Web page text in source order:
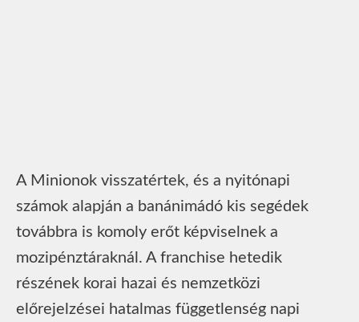
A Minionok visszatértek, és a nyitónapi
számok alapján a banánimádó kis segédek
továbbra is komoly erőt képviselnek a
mozipénztáraknál. A franchise hetedik
részének korai hazai és nemzetközi
előrejelzései hatalmas függetlenség napi